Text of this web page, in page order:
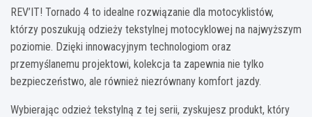
REV’IT! Tornado 4 to idealne rozwiązanie dla motocyklistów,
którzy poszukują odzieży tekstylnej motocyklowej na najwyższym
poziomie. Dzięki innowacyjnym technologiom oraz
przemyślanemu projektowi, kolekcja ta zapewnia nie tylko
bezpieczeństwo, ale również niezrównany komfort jazdy.
Wybierając odzież tekstylną z tej serii, zyskujesz produkt, który